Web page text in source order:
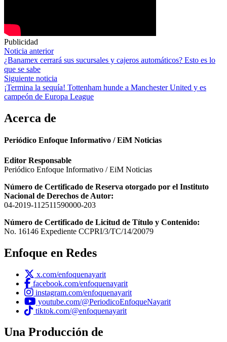
Publicidad
Navegación
de
entradas
Noticia anterior
¿Banamex cerrará sus sucursales y cajeros automáticos? Esto es lo
que se sabe
Siguiente noticia
¡Termina la sequía! Tottenham hunde a Manchester United y es
campeón de Europa League
Acerca de
Periódico Enfoque Informativo / EiM Noticias
Editor Responsable
Periódico Enfoque Informativo / EiM Noticias
Número de Certificado de Reserva otorgado por el Instituto
Nacional de Derechos de Autor:
04-2019-112511590000-203
Número de Certificado de Licitud de Título y Contenido:
No. 16146 Expediente CCPRI/3/TC/14/20079
Enfoque en Redes
x.com/enfoquenayarit
facebook.com/enfoquenayarit
instagram.com/enfoquenayarit
youtube.com/@PeriodicoEnfoqueNayarit
tiktok.com/@enfoquenayarit
Una Producción de